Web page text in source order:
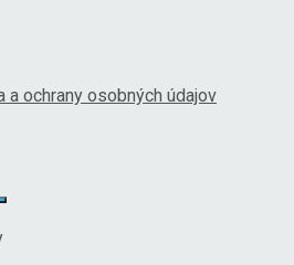
a ochrany osobných údajov